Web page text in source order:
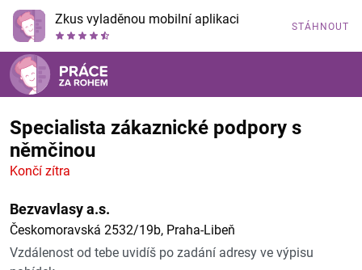
Zkus vyladěnou mobilní aplikaci STÁHNOUT
Specialista zákaznické podpory s
němčinou
Končí zítra
Bezvavlasy a.s.
Českomoravská 2532/19b, Praha-Libeň
Vzdálenost od tebe uvidíš po zadání adresy ve výpisu